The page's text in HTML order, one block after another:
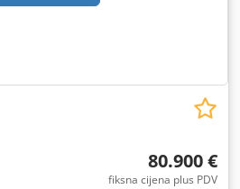
80.900 €
fiksna cijena plus PDV